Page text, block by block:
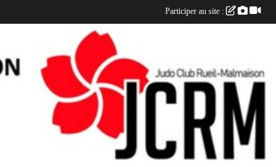
Participer au site :